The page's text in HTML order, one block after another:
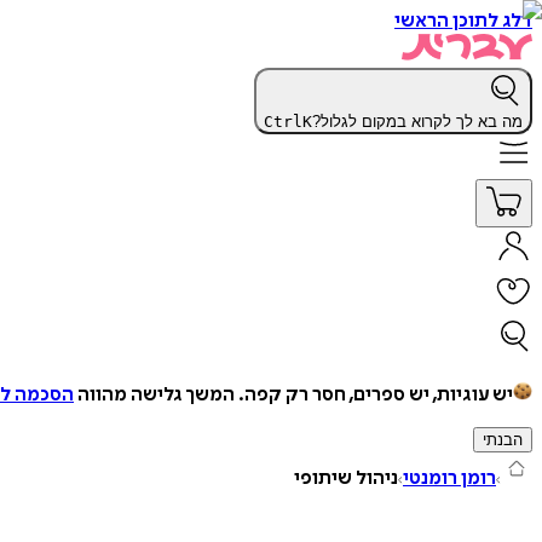
דלג לתוכן הראשי
מה בא לך לקרוא במקום לגלול? CtrlK
יש עוגיות, יש ספרים, חסר רק קפה. המשך גלישה מהווה הסכמה
הבנתי
רומן רומנטי ניהול שיתופי